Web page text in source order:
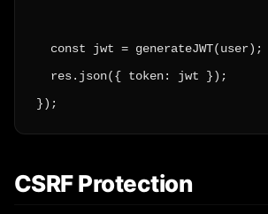
  const jwt = generateJWT(user);
  res.json({ token: jwt });
});
CSRF Protection